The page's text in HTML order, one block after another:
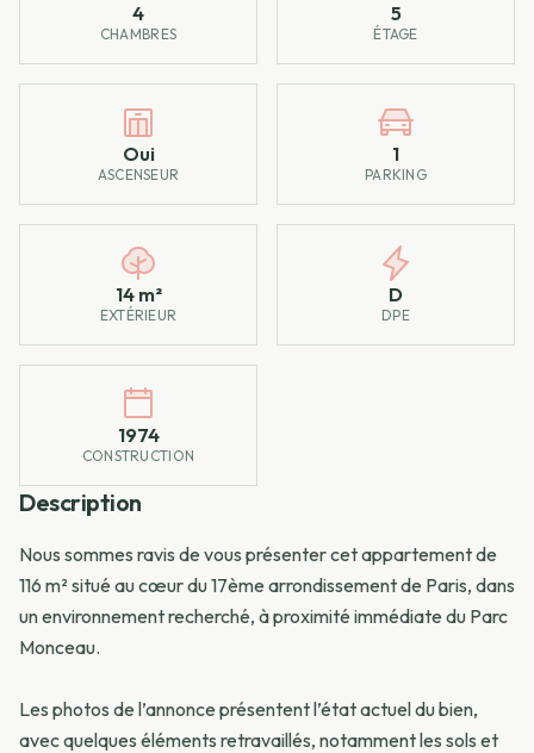
4
CHAMBRES
5
ÉTAGE
Oui
ASCENSEUR
1
PARKING
14 m²
EXTÉRIEUR
D
DPE
1974
CONSTRUCTION
Description
Nous sommes ravis de vous présenter cet appartement de
116 m² situé au cœur du 17ème arrondissement de Paris, dans
un environnement recherché, à proximité immédiate du Parc
Monceau.
Les photos de l’annonce présentent l’état actuel du bien,
avec quelques éléments retravaillés, notamment les sols et